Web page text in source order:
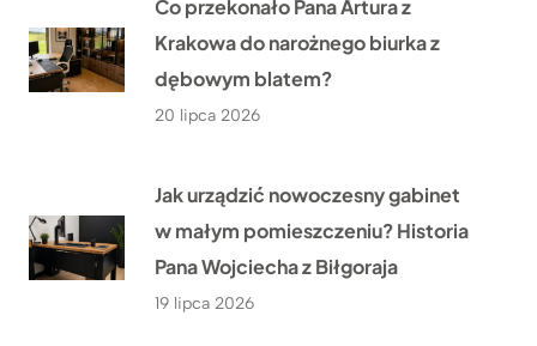
Co przekonało Pana Artura z
Krakowa do narożnego biurka z
dębowym blatem?
20 lipca 2026
Jak urządzić nowoczesny gabinet
w małym pomieszczeniu? Historia
Pana Wojciecha z Biłgoraja
19 lipca 2026